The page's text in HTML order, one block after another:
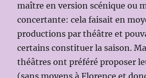
maître en version scénique ou
concertante: cela faisait en
productions par théâtre et
certains constituer la saison.
théâtres ont préféré proposer